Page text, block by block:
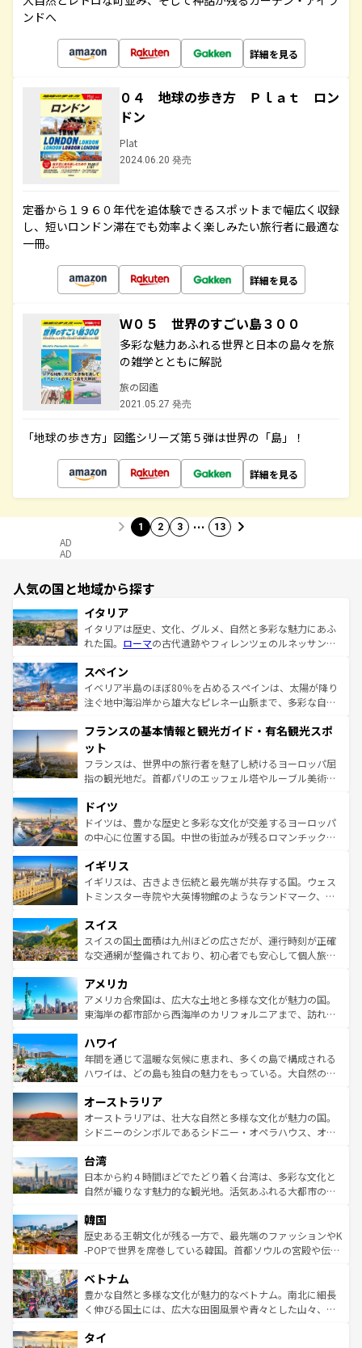
ンドへ
詳細を見る
０４ 地球の歩き方 Ｐｌａｔ ロン
ドン
Plat
2024.06.20 発売
定番から１９６０年代を追体験できるスポットまで幅広く収録
し、短いロンドン滞在でも効率よく楽しみたい旅行者に最適な
一冊。
詳細を見る
Ｗ０５ 世界のすごい島３００
多彩な魅力あふれる世界と日本の島々を旅
の雑学とともに解説
旅の図鑑
2021.05.27 発売
「地球の歩き方」図鑑シリーズ第５弾は世界の「島」！
詳細を見る
1 2 3 … 13
AD
AD
人気の国と地域から探す
イタリア
イタリアは歴史、文化、グルメ、自然と多彩な魅力にあふ
れた国。 ローマの古代遺跡やフィレンツェのルネッサンス
ろん、トスカーナの美しい田園風景やアマルフィ海岸の絶
景など、自然景観も見逃せない。観光の合間には、本場の
ピザやパスタなど、絶品のイタリア料理を堪能することも
ませてくれるイタリアで、忘れられない旅をしてみよう！
なお、新着のイタリア情報は
しい。
スペイン
イベリア半島のほぼ80％を占めるスペインは、太陽が降り
注ぐ地中海沿岸から雄大なピレネー山脈まで、多彩な自然
文化が根付くこの国では、情熱的なフラメンコ、熱気あふ
れる闘牛、そして美味しいタパスが生活の一部となってい
る。首都マドリードの洗練された雰囲気や、バルセロナの
アートに溢れた街角から、地方では古代ローマ遺跡や中世
せる。地方によって風土や気候が異なるスペインはその個
性で訪れる人を魅了する。 なお、新着のスペイン情報は コ
ンテンツ一覧を参照してほしい。
フランスの基本情報と観光ガイド・有名観光スポ
ット
フランスは、世界中の旅行者を魅了し続けるヨーロッパ屈
指の観光地だ。首都パリのエッフェル塔やルーブル美術館
で、幅広い魅力が詰まっている。華麗な宮殿、歴史的な大
聖堂、美しいビーチ、そして豊かな自然が、訪れる者を心
から魅了する。また、フランスは美食の国としても知ら
いる。シャンパンの発祥地であるランス、プロヴァンスの
香り高いラベンダー畑など、多彩な楽しみ方が可能だ。さ
らに、パリ以外の地域にも魅力が溢れており、どの街角に
れる地方に足を運ぶとそれぞれで全く異なる文化を体験で
きるだろう。 なお、新着のフランス情報はコンテンツ一覧
を参照してほしい。
ドイツ
ドイツは、豊かな歴史と多彩な文化が交差するヨーロッパ
の中心に位置する国。中世の街並みが残るロマンチック街
顔を持つこの国は、どこを歩いても飽きることがない。ベ
ルリンの文化的活気、バイエルン州のアルプスの絶景、そ
してライン川沿いのワイン畑といった風景は必見。ビール
は、お酒好きな人にはぜひ体験してほしい。 なお、新着の
ドイツ情報はコンテンツ一覧を参照してほしい。
イギリス
イギリスは、古きよき伝統と最先端が共存する国。ウェス
トミンスター寺院や大英博物館のようなランドマーク、歴
リアごとに異なる魅力がある。また、優雅なアフタヌーン
ティー、ビール好きにはたまらない英国パブ、サッカー観
戦など、本場だからこそできる体験も豊富。イギリスを旅
ンツ一覧を参照してほしい。
スイス
スイスの国土面積は九州ほどの広さだが、運行時刻が正確
な交通網が整備されており、初心者でも安心して個人旅行
の建物がそのまま残る町や、スイスならではのユニークな
博物館もあり、アルプス観光だけでなく町歩きも満喫する
ことができる。国民の所得が高いため物価も高いが、旅行
ば市内交通費無料で観光を楽しむこともできる。 なお、新
着のスイス情報はコンテンツ一覧 を参照してほしい。
アメリカ
アメリカ合衆国は、広大な土地と多様な文化が魅力の国。
東海岸の都市部から西海岸のカリフォルニアまで、訪れる
のような巨大都市は、観光、ショッピング、エンターテイ
ンメントが詰まった刺激的なスポットだ。一方、アメリカ
西部には大自然が広がり、グランドキャニオンやイエロー
部のニューオーリンズでは、音楽と美食が融合した独特の
文化が魅力。旅行者はアメリカの各地域で異なる魅力を楽
しみながら、その多様性と豊かな歴史を感じることができ
ならではの贅沢な旅のスタイルだ。 なお、新着のアメリカ
情報はコンテンツ一覧を参照してほしい。
ハワイ
年間を通じて温暖な気候に恵まれ、多くの島で構成される
ハワイは、どの島も独自の魅力をもっている。大自然の神
ワイ島は見逃せない。また、定番の観光地といえばオアフ
島だが、静かな自然を求めるならマウイ島やカウアイ島が
おすすめ。エメラルドグリーンに輝く海をはじめ、豊かな
れるおもてなしの心で訪れる人々を迎えてくれるハワイの
人々、おいしいローカルフードやハワイアンミュージッ
ク、伝統的なフラダンスなど、すべてがハワイの魅力を彩
ワイを、存分に味わってほしい。 なお、新着のハワイ情報
はコンテンツ一覧を参照してほしい。
オーストラリア
オーストラリアは、壮大な自然と多様な文化が魅力の国。
シドニーのシンボルであるシドニー・オペラハウス、オー
リアリーフや大陸中央部にそびえるウルル（エアーズロッ
ク）、タスマニアの美しい原生林やケアンズの熱帯雨林な
ど、見どころがたくさん。また、カフェやワイン、オージ
いる。アクティビティも充実しており、サーフィンやダイ
ビング、ハイキングなど、アウトドア好きにはたまらな
い。オーストラリアの多彩な魅力を存分に味わいつくそ
参照してほしい。
台湾
日本から約４時間ほどでたどり着く台湾は、多彩な文化と
自然が織りなす魅力的な観光地。活気あふれる大都市の台
ン）、静ひつな山岳地帯である台湾東部など、都市の喧騒
と山間の静けさが共存しており、訪れる人に新しい発見と
驚きをもたらしてくれる。また、奥深い台湾の食文化も魅
容にもいいと評判のスイーツなど、バラエティ豊かな料理
が味わえる。 なお、新着の台湾情報は コンテンツ一覧を参
照してほしい。
韓国
歴史ある王朝文化が残る一方で、最先端のファッションやK
-POPで世界を席巻している韓国。首都ソウルの宮殿や伝統
き、地方に足を延ばせば四季折々の自然美を楽しむことが
できる。そして、キムチや焼肉、絶品のストリートフード
まで、さまざまな韓国料理が待っている。夜には、韓国な
リティに包まれながら、韓国の多彩な魅力を心ゆくまで味
ベトナム
豊かな自然と多様な文化が魅力的なベトナム。南北に細長
く伸びる国土には、広大な田園風景や青々とした山々、世
急速な発展と共に伝統が息づく。ハノイの古い町並みやホ
タイ